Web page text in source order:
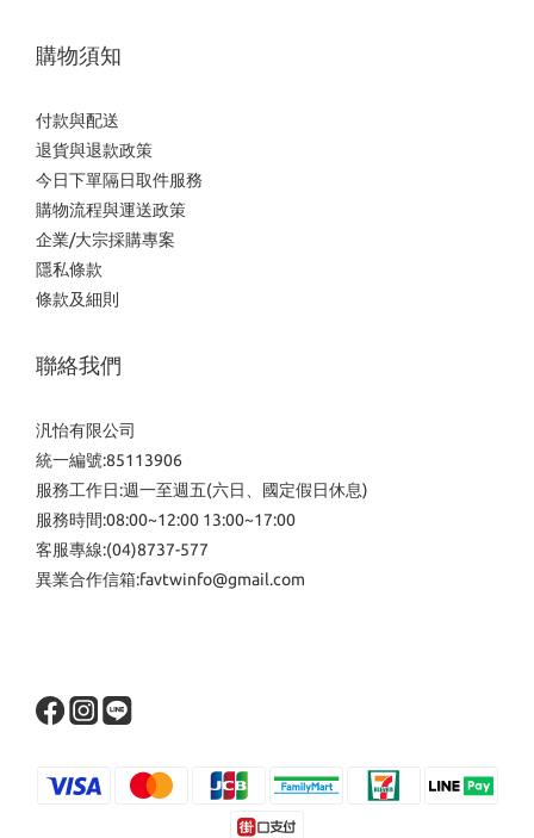
購物須知
付款與配送
退貨與退款政策
今日下單隔日取件服務
購物流程與運送政策
企業/大宗採購專案
隱私條款
條款及細則
聯絡我們
汎怡有限公司
統一編號:85113906
服務工作日:週一至週五(六日、國定假日休息)
服務時間:08:00~12:00 13:00~17:00
客服專線:(04)8737-577
異業合作信箱:favtwinfo@gmail.com